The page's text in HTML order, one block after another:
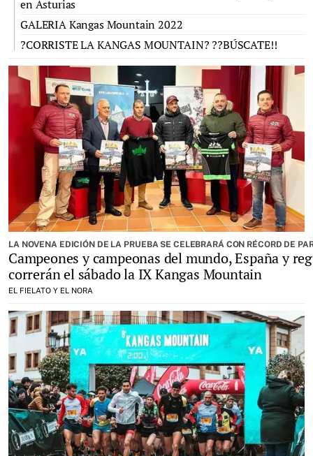
en Asturias
GALERIA Kangas Mountain 2022
?CORRISTE LA KANGAS MOUNTAIN? ??BÚSCATE!!
LA NOVENA EDICIÓN DE LA PRUEBA SE CELEBRARÁ CON RÉCORD DE
Campeones y campeonas del mundo, España y
correrán el sábado la IX Kangas Mountain
EL FIELATO Y EL NORA